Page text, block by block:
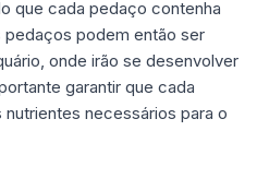
que cada pedaço contenha
podem então ser
onde irão se desenvolver
garantir que cada
necessários para o